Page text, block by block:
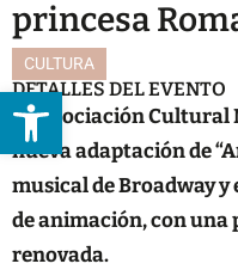
Abrir barra
princesa
CULTURA
DETALLES DEL EVENTO
La Asociación Cultural
nueva adaptación de
musical de Broadway
de animación, con una
renovada.